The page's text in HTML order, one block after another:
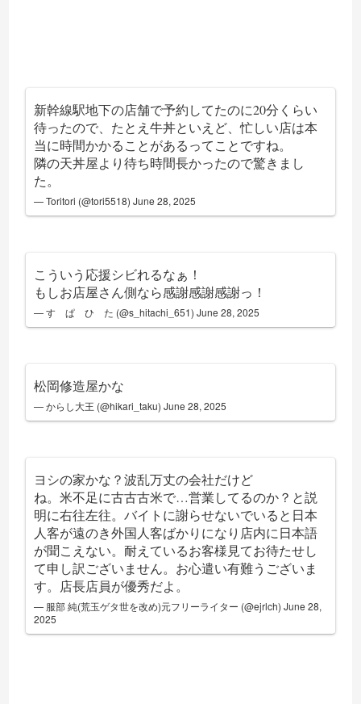
新幹線駅地下の店舗で予約してたのに20分くらい
待ったので、たとえ牛丼といえど、忙しい店は本
当に時間かかることがあるってことですね。
隣の天丼屋より待ち時間長かったので驚きまし
た。
— Toritori (@tori5518)June 28, 2025
こういう応援シビれるなぁ！
もしお店屋さん側なら感謝感謝感謝っ！
— す ぱ ひ た (@s_hitachi_651)June 28, 2025
松岡修造屋かな
— からし大王 (@hikari_taku)June 28, 2025
ヨシの家かな？波乱万丈の会社だけど
ね。米不足に古古古米で…営業してるのか？と説
明に右往左往。バイトに謝らせないでいると日本
人客が遠のき外国人客ばかりになり店内に日本語
が聞こえない。耐えているお客様見てお待たせし
て申し訳ございません。お心遣い有難うございま
す。店長店員が優秀だよ。
— 服部 純(荒玉ゲタ世を改め)元フリーライター (@ejrlch)June 28,
2025